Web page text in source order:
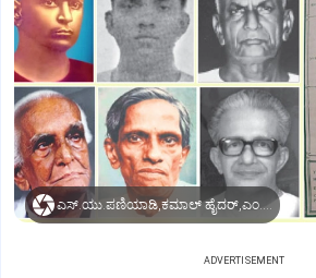
ಎಸ್‌.ಯು.ಪಣಿಯಾಡಿ,ಕಮಾಲ್‌ ಹೈದರ್‌,ಎಂ.ವಿ.ಹೆಗ್ಡೆ,ಬನ್ನಂಜೆ ರಾಮಾಚಾರ್ಯ,ಪಾ.ವೆಂ.ಆಚಾರ್ಯ ಮತ್ತು ಬೈಕಾಡಿ ಕೃಷ್ಣಯ್ಯ
ADVERTISEMENT